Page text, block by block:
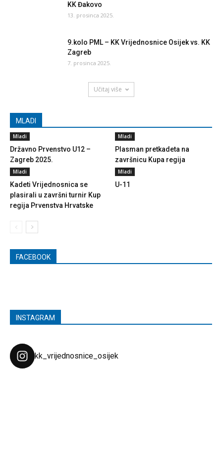
KK Đakovo
13. prosinca 2025.
9.kolo PML – KK Vrijednosnice Osijek vs. KK
Zagreb
7. prosinca 2025.
Učitaj više
MLADI
Mladi
Državno Prvenstvo U12 –
Zagreb 2025.
Mladi
Plasman pretkadeta na
završnicu Kupa regija
Mladi
Kadeti Vrijednosnica se
plasirali u završni turnir Kup
regija Prvenstva Hrvatske
Mladi
U-11
FACEBOOK
INSTAGRAM
kk_vrijednosnice_osijek